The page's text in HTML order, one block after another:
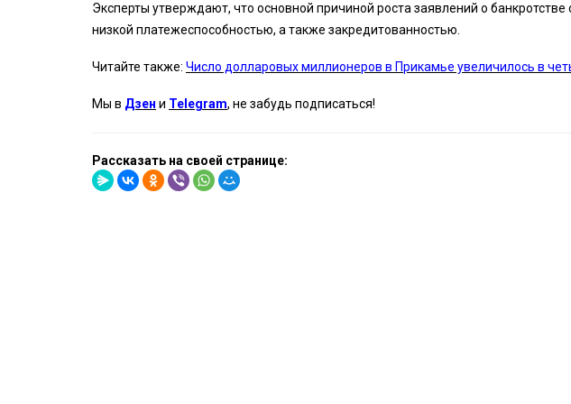
Эксперты утверждают, что основной причиной роста заявлений о
низкой платежеспособностью, а также закредитованностью.
Читайте также: Число долларовых миллионеров в Прикамье увеличилось в
Мы в Дзен и Telegram, не забудь подписаться!
Рассказать на своей странице: